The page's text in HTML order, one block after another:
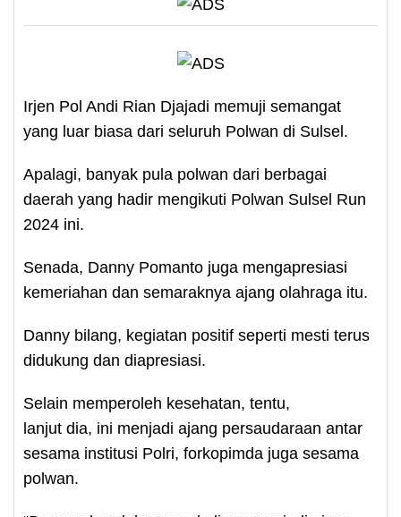
Irjen Pol Andi Rian Djajadi memuji semangat
yang luar biasa dari seluruh Polwan di Sulsel.
Apalagi, banyak pula polwan dari berbagai
daerah yang hadir mengikuti Polwan Sulsel Run
2024 ini.
Senada, Danny Pomanto juga mengapresiasi
kemeriahan dan semaraknya ajang olahraga itu.
Danny bilang, kegiatan positif seperti mesti terus
didukung dan diapresiasi.
Selain memperoleh kesehatan, tentu,
lanjut dia, ini menjadi ajang persaudaraan antar
sesama institusi Polri, forkopimda juga sesama
polwan.